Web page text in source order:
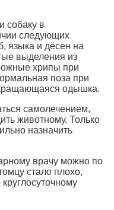
собаку в
следующих
языка и дёсен на
выделения из
хрипы при
поза при
одышка.
самолечением,
животному. Только
назначить
врачу можно по
стало плохо,